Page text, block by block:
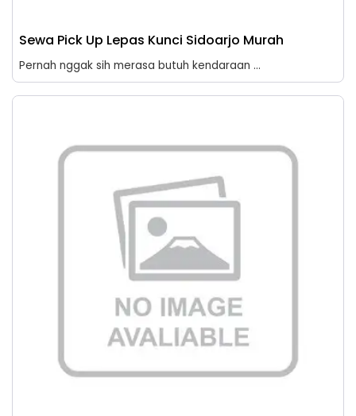
Sewa Pick Up Lepas Kunci Sidoarjo Murah
Pernah nggak sih merasa butuh kendaraan ...